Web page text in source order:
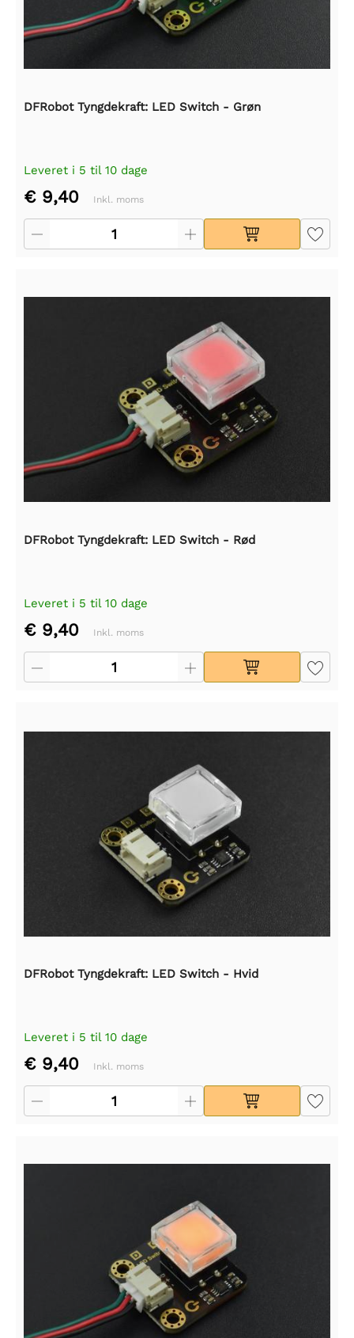
DFRobot Tyngdekraft: LED Switch - Grøn
Leveret i 5 til 10 dage
€ 9,40 Inkl. moms
DFRobot Tyngdekraft: LED Switch - Rød
Leveret i 5 til 10 dage
€ 9,40 Inkl. moms
DFRobot Tyngdekraft: LED Switch - Hvid
Leveret i 5 til 10 dage
€ 9,40 Inkl. moms